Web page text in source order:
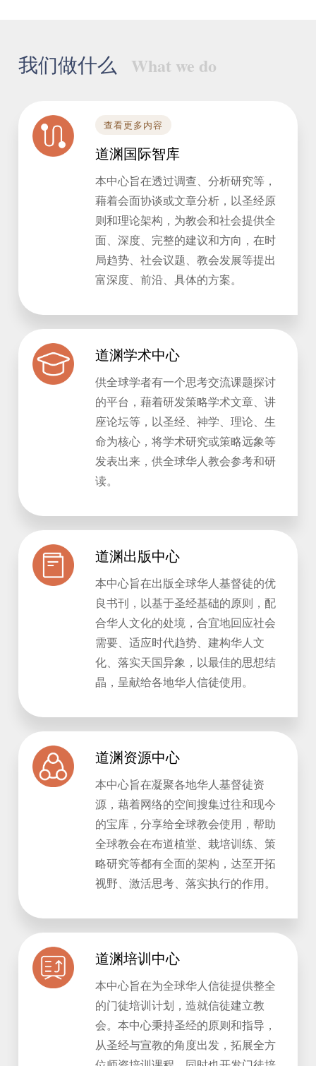
我们做什么 What we do
查看更多内容
道渊国际智库
本中心旨在透过调查、分析研究等，
藉着会面协谈或文章分析，以圣经原
则和理论架构，为教会和社会提供全
面、深度、完整的建议和方向，在时
局趋势、社会议题、教会发展等提出
富深度、前沿、具体的方案。
道渊学术中心
供全球学者有一个思考交流课题探讨
的平台，藉着研发策略学术文章、讲
座论坛等，以圣经、神学、理论、生
命为核心，将学术研究或策略远象等
发表出来，供全球华人教会参考和研
读。
道渊出版中心
本中心旨在出版全球华人基督徒的优
良书刊，以基于圣经基础的原则，配
合华人文化的处境，合宜地回应社会
需要、适应时代趋势、建构华人文
化、落实天国异象，以最佳的思想结
晶，呈献给各地华人信徒使用。
道渊资源中心
本中心旨在凝聚各地华人基督徒资
源，藉着网络的空间搜集过往和现今
的宝库，分享给全球教会使用，帮助
全球教会在布道植堂、栽培训练、策
略研究等都有全面的架构，达至开拓
视野、激活思考、落实执行的作用。
道渊培训中心
本中心旨在为全球华人信徒提供整全
的门徒培训计划，造就信徒建立教
会。本中心秉持圣经的原则和指导，
从圣经与宣教的角度出发，拓展全方